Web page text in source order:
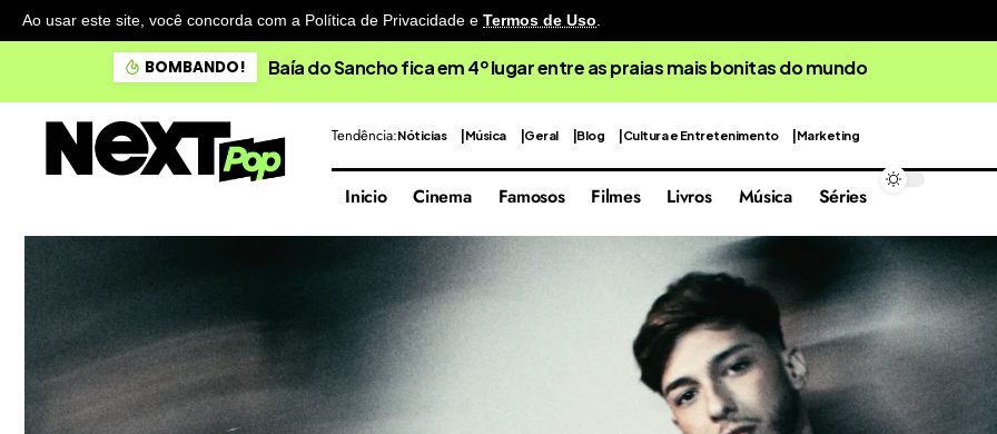
Ao usar este site, você concorda com a Política de Privacidade e Termos de Uso.
BOMBANDO! Baía do Sancho fica em 4º lugar entre as praias mais bonitas do mundo
Tendência:Nóticias Música Geral Blog Cultura e Entretenimento Marketing
Inicio Cinema Famosos Filmes Livros Música Séries